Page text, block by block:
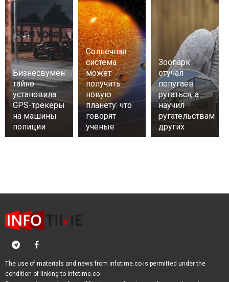
Бизнесвумен
тайно
установила
GPS-трекеры
на машины
полиции
Солнечная
система
может
получить
новую
планету: что
говорят
ученые
Зоопарк
отучал
попугаев
ругаться, а
научил
ругательствам
других
The use of materials and news from infotime.co is permitted under the
condition of linking to infotime.co